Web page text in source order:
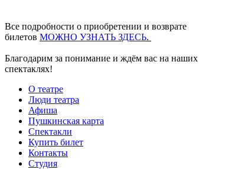
Все подробности о приобретении и возврате
билетов МОЖНО УЗНАТЬ ЗДЕСЬ.
Благодарим за понимание и ждём вас на наших
спектаклях!
О театре
Люди театра
Афиша
Пушкинская карта
Спектакли
Купить билет
Контакты
Студия